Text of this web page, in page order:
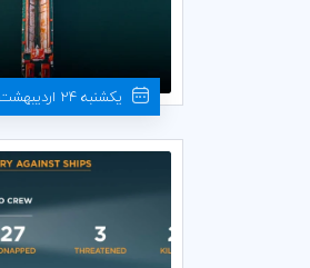
یکشنبه 24 اردیبهشت 1396